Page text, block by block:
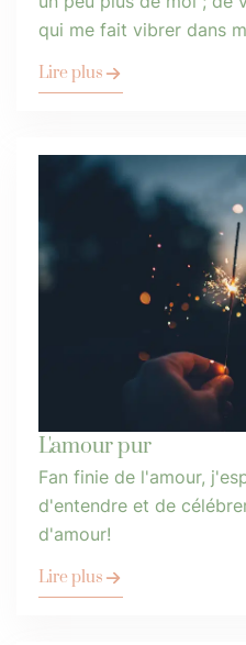
qui me fait vibrer dans
Lire plus
L'amour pur
Fan finie de l'amour,
d'entendre et de
d'amour!
Lire plus